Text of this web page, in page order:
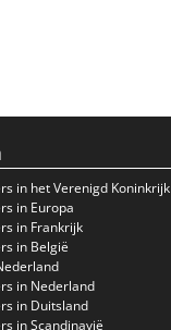
in het Verenigd Koninkrijk
in Europa
in Frankrijk
in België
in Nederland
in Duitsland
in Scandinavië